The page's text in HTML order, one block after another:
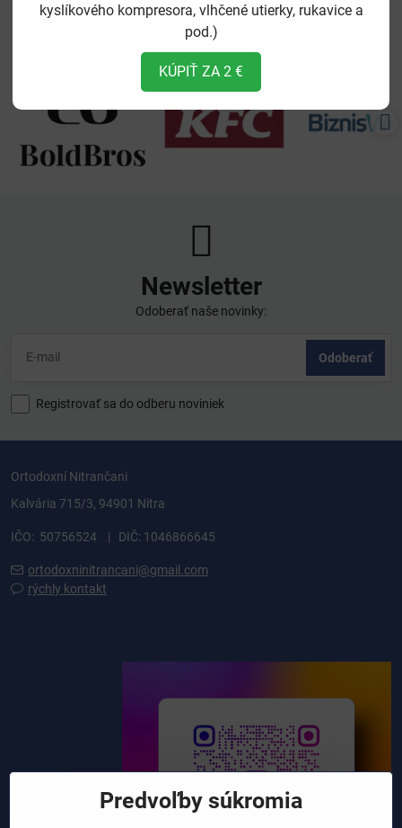
ĎAKUJEME VŠETKÝM NAŠIM PODPOROVATEĽOM - BEZ VÁS BY
SME NEBOLI
Newsletter
Odoberať naše novinky:
Odoberať
Registrovať sa do odberu noviniek
Ortodoxní Nitrančani
Kalvária 715/3, 94901 Nitra
IČO: 50756524 | DIČ: 1046866645
ortodoxninitrancani@gmail.com
rýchly kontakt
Predvoľby súkromia
kyslíkového kompresora, vlhčené utierky, rukavice a
pod.)
KÚPIŤ ZA 2 €